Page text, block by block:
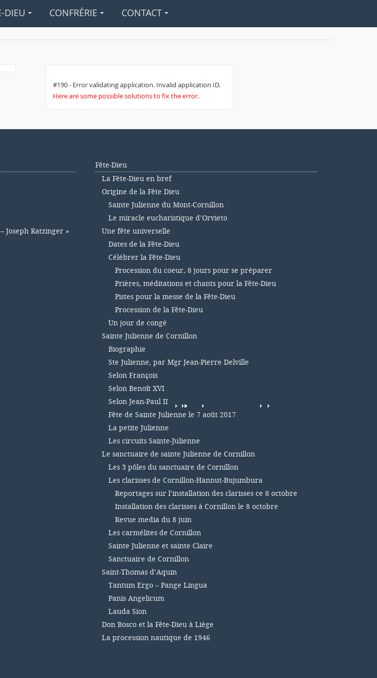
DIEU CONFRÉRIE CONTACT
#190 - Error validating application. Invalid application ID.
Here are some possible solutions to fix the error.
Joseph Ratzinger »
Fête-Dieu
La Fête-Dieu en bref
Origine de la Fête Dieu
Sainte Julienne du Mont-Cornillon
Le miracle eucharistique d’Orvieto
Une fête universelle
Dates de la Fête-Dieu
Célébrer la Fête-Dieu
Procession du coeur, 8 jours pour se préparer
Prières, méditations et chants pour la Fête-Dieu
Pistes pour la messe de la Fête-Dieu
Procession de la Fête-Dieu
Un jour de congé
Sainte Julienne de Cornillon
Biographie
Ste Julienne, par Mgr Jean-Pierre Delville
Selon François
Selon Benoît XVI
Selon Jean-Paul II
Fête de Sainte Julienne le 7 août 2017
La petite Julienne
Les circuits Sainte-Julienne
Le sanctuaire de sainte Julienne de Cornillon
Les 3 pôles du sanctuaire de Cornillon
Les clarisses de Cornillon-Hannut-Bujumbura
Reportages sur l’installation des clarisses ce 8 octobre
Installation des clarisses à Cornillon le 8 octobre
Revue media du 8 juin
Les carmélites de Cornillon
Sainte Julienne et sainte Claire
Sanctuaire de Cornillon
Saint-Thomas d’Aquin
Tantum Ergo – Pange Lingua
Panis Angelicum
Lauda Sion
Don Bosco et la Fête-Dieu à Liège
La procession nautique de 1946